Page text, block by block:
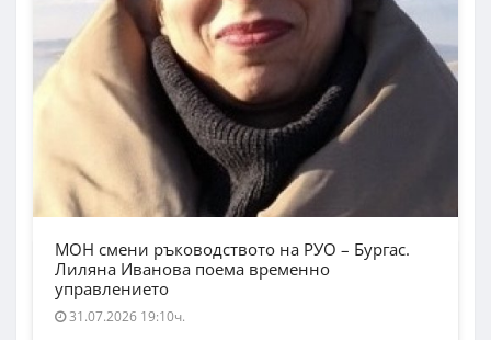
МОН смени ръководството на РУО – Бургас.
Лиляна Иванова поема временно
управлението
31.07.2026 19:10ч.